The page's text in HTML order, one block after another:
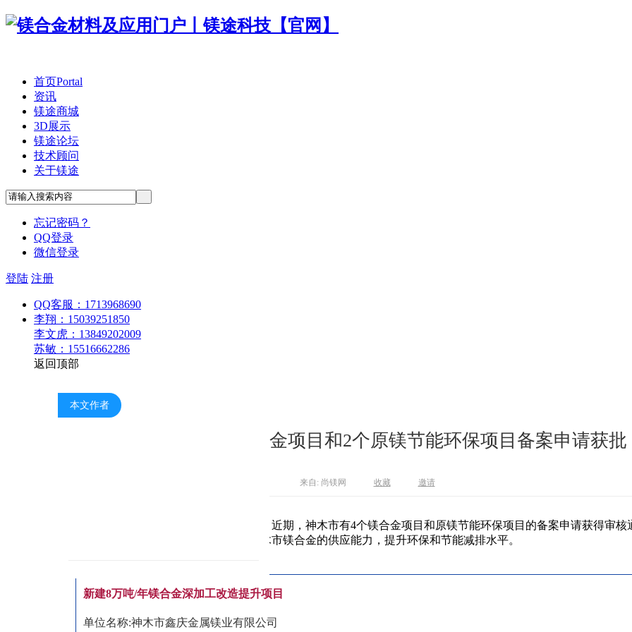
首页Portal
资讯
镁途商城
3D展示
镁途论坛
技术顾问
关于镁途
忘记密码？
QQ登录
微信登录
登陆 注册
QQ客服：1713968690
李翔：15039251850
李文虎：13849202009
苏敏：15516662286
返回顶部
镁关注：神木市2个镁合金项目和2个原镁节能环保项目备案申请获批
来自: 尚镁网 收藏 邀请
据尚镁网从陕西政务服务网得到的信息，近期，神木市有4个镁合金项目和原镁节能环保项目的备案申请获得审核
过。这些项目建成后，将进一步提高神木市镁合金的供应能力，提升环保和节能减排水平。
新建8万吨/年镁合金深加工改造提升项目
单位名称:神木市鑫庆金属镁业有限公司
本文作者